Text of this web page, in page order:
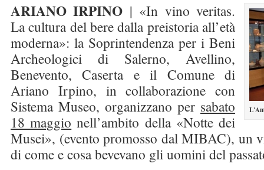
ARIANO IRPINO | «In vino veritas.
La cultura del bere dalla preistoria all’età
moderna»: la Soprintendenza per i Beni
Archeologici di Salerno, Avellino,
Benevento, Caserta e il Comune di
Ariano Irpino, in collaborazione con
Sistema Museo, organizzano per sabato
18 maggio nell’ambito della «Notte dei
Musei», (evento promosso dal MIBAC), un
di come e cosa bevevano gli uomini del